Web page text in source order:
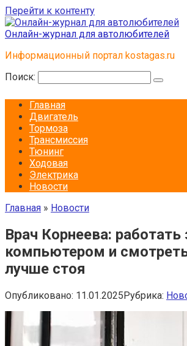
Перейти к контенту
Онлайн-журнал для автолюбителей
Информационный портал kostagas.ru
Поиск:
Главная
Двигатель
Тормоза
Трансмиссия
Тюнинг
Ходовая
Электрика
Новости
Главная » Новости
Врач Корнеева: работать
компьютером и
лучше стоя
Опубликовано: 11.01.2025Рубрика: